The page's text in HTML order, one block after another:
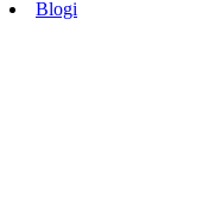
Blogi